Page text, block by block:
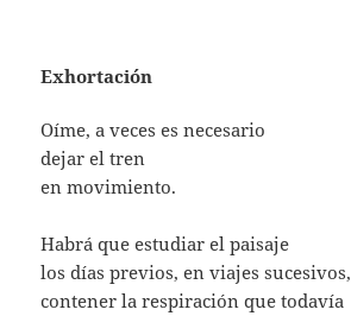
Exhortación
Oíme, a veces es necesario
dejar el tren
en movimiento.
Habrá que estudiar el paisaje
los días previos, en viajes sucesivos,
contener la respiración que todavía